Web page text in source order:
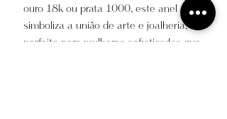
ouro 18k ou prata 1000, este anel
simboliza a união de arte e joalheria,
perfeito para mulheres sofisticadas que